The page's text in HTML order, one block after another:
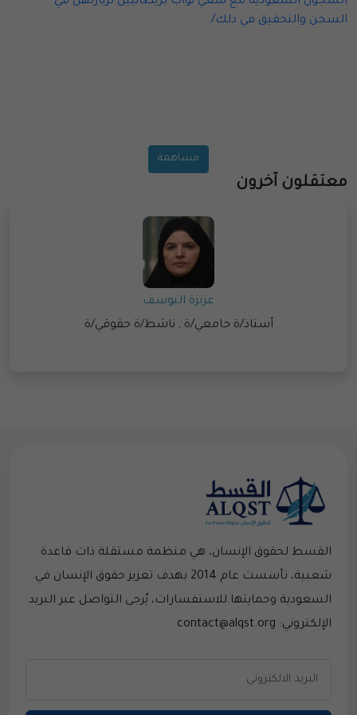
السجن والتحقيق في ذلك/
مساهمة
معتقلون آخرون
عزيزة اليوسف
أستاذ/ة جامعي/ة , ناشط/ة حقوقي/ة
القسط لحقوق الإنسان، هي منظمة مستقلة ذات قاعدة
شعبية، تأسست عام 2014 بهدف تعزيز حقوق الإنسان في
السعودية وحمايتها.للاستفسارات، يُرجى التواصل عبر البريد
الإلكتروني: contact@alqst.org